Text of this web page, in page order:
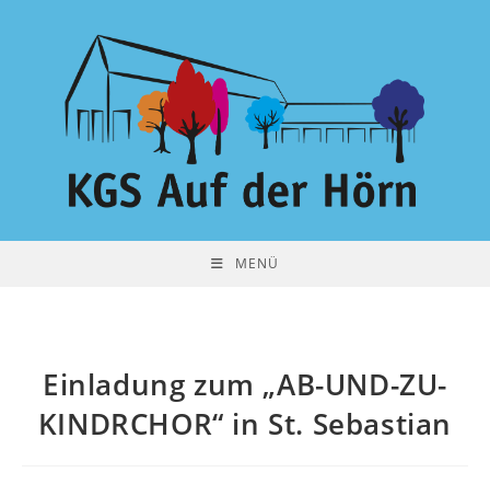
MENÜ
Einladung zum „AB-UND-ZU-
KINDRCHOR“ in St. Sebastian